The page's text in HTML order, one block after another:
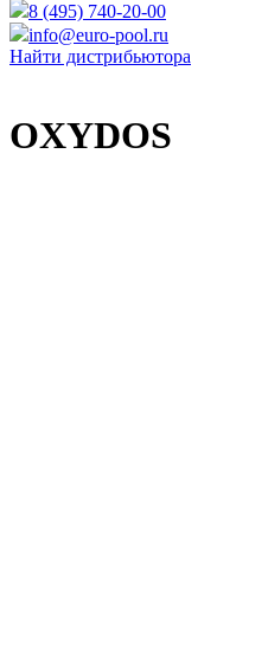
8 (495) 740-20-00
info@euro-pool.ru
Найти дистрибьютора
OXYDOS